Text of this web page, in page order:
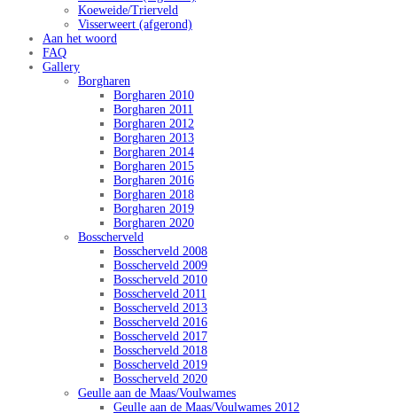
Koeweide/Trierveld
Visserweert (afgerond)
Aan het woord
FAQ
Gallery
Borgharen
Borgharen 2010
Borgharen 2011
Borgharen 2012
Borgharen 2013
Borgharen 2014
Borgharen 2015
Borgharen 2016
Borgharen 2018
Borgharen 2019
Borgharen 2020
Bosscherveld
Bosscherveld 2008
Bosscherveld 2009
Bosscherveld 2010
Bosscherveld 2011
Bosscherveld 2013
Bosscherveld 2016
Bosscherveld 2017
Bosscherveld 2018
Bosscherveld 2019
Bosscherveld 2020
Geulle aan de Maas/Voulwames
Geulle aan de Maas/Voulwames 2012